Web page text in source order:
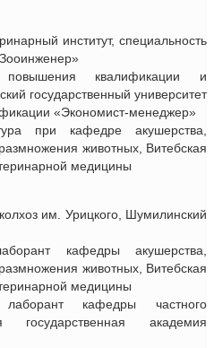
институт, специальность
квалификации и
государственный университет
«Экономист-менеджер»
при кафедре акушерства,
животных, Витебская
медицины
им. Урицкого, Шумилинский
кафедры акушерства,
животных, Витебская
медицины
кафедры частного
государственная академия